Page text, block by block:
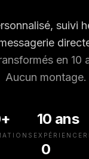
suivi
en 10
Aucun montage.
10 ans
EXPÉRIENCE
0